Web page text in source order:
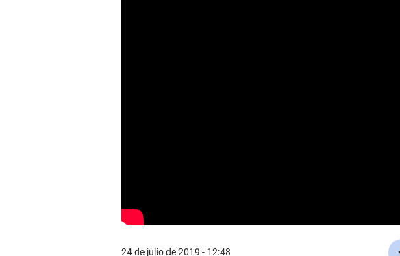
24 de julio de 2019 - 12:48